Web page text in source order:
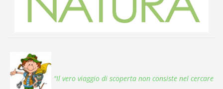
"Il vero viaggio di scoperta non consiste nel cercare